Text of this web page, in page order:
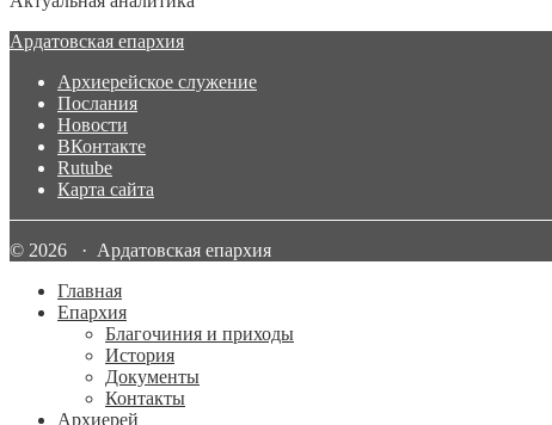
Ардатовская епархия
Архиерейское служение
Послания
Новости
ВКонтакте
Rutube
Карта сайта
© 2026 · Ардатовская епархия
Главная
Епархия
Благочиния и приходы
История
Документы
Контакты
Архиерей